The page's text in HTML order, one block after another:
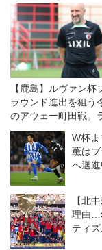
【鹿島】ルヴァン杯
ラウンド進出を狙う
のアウェー町田戦。
ポヴィッチ監督「い
きている」
W杯
薫は
へ邁
【北
理由…
ティ